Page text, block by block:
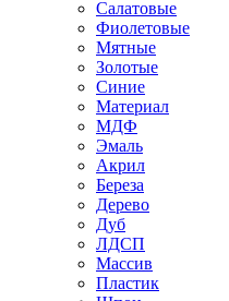
Салатовые
Фиолетовые
Мятные
Золотые
Синие
Материал
МДФ
Эмаль
Акрил
Береза
Дерево
Дуб
ЛДСП
Массив
Пластик